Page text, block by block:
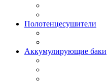
Полотенцесушители
Аккумулирующие баки